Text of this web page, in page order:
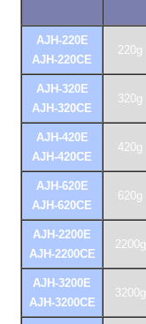
AJH-220E
AJH-220CE
220g
AJH-320E
AJH-320CE
320g
AJH-420E
AJH-420CE
420g
AJH-620E
AJH-620CE
620g
AJH-2200E
AJH-2200CE
2200g
AJH-3200E
AJH-3200CE
3200g